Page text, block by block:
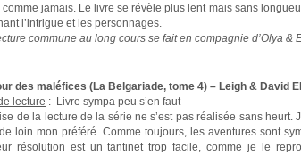
comme jamais. Le livre se révèle plus lent mais sans
l’intrigue et les personnages.
commune au long cours se fait en compagnie d’Olya &
des maléfices (La Belgariade, tome 4) – Leigh & David
lecture : Livre sympa peu s’en faut
de la lecture de la série ne s’est pas réalisée sans heurt.
loin mon préféré. Comme toujours, les aventures sont
résolution est un tantinet trop facile, comme je le